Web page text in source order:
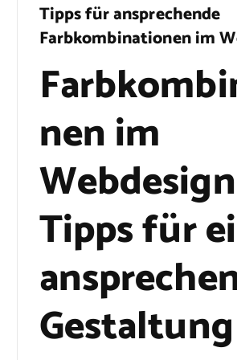
Tipps für ansprechende
Farbkombinationen im
nen im
Tipps für
Gestaltung